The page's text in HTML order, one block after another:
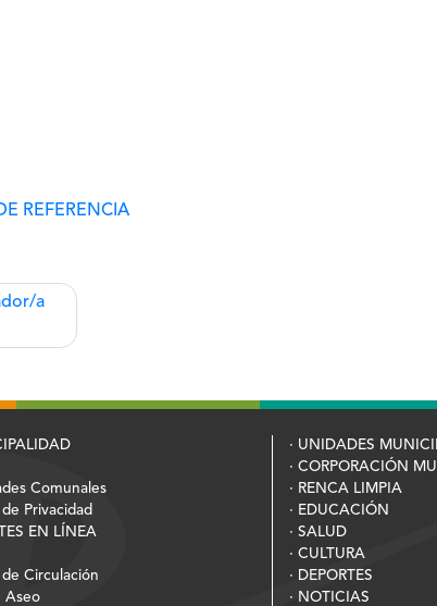
REFERENCIA
a
Comunales
de Privacidad
EN LÍNEA
de Circulación
Aseo
· UNIDADES
· CORPORACIÓN
· RENCA LIMPIA
· EDUCACIÓN
· SALUD
· CULTURA
· DEPORTES
· NOTICIAS